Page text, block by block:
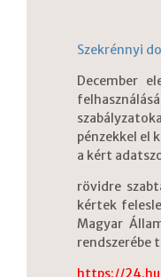
Szekrénnyi
December
pénzekkel el
a kért
rövidre
kértek
Magyar
rendszerébe
https://